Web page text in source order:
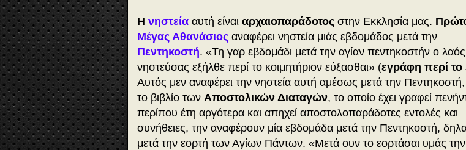
Η νηστεία αυτή είναι αρχαιοπαράδοτος στην Εκκλησία μας.
Μέγας Αθανάσιος αναφέρει νηστεία μιάς εβδομάδος μετά την
Πεντηκοστή. «Τη γαρ εβδομάδι μετά την αγίαν πεντηκοστήν ο λαός
νηστεύσας εξήλθε περί το κοιμητήριον εύξασθαι» (εγράφη περί το
Αυτός μεν αναφέρει την νηστεία αυτή αμέσως μετά την
το βιβλίο των Αποστολικών Διαταγών, το οποίο έχει γραφεί
περίπου έτη αργότερα και απηχεί αποστολοπαράδοτες εντολές και
συνήθειες, την αναφέρουν μία εβδομάδα μετά την Πεντηκοστή,
μετά την εορτή των Αγίων Πάντων. «Μετά ουν το εορτάσαι υμάς την